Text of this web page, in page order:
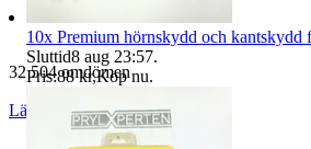
32 504 omdömen
Läs omdömen Följ
10x Premium hörnskydd och kantskydd
Sluttid8 aug 23:57.
Pris:88 kr,Köp nu.